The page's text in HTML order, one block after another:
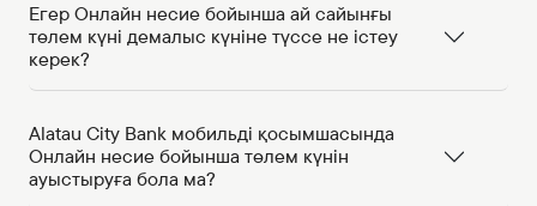
Егер Онлайн несие бойынша ай сайынғы
төлем күні демалыс күніне түссе не істеу
керек?
Alatau City Bank мобильді қосымшасында
Онлайн несие бойынша төлем күнін
ауыстыруға бола ма?